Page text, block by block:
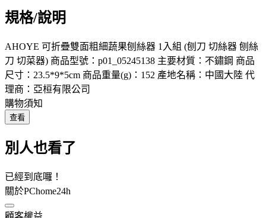
規格/說明
AHOYE 可折疊雙面粗細蔬果刨絲器 1入組 (刨刀 切絲器 刨絲
刀 切菜器) 商品型號：p01_05245138 主要材質：不鏽鋼 商品
尺寸：23.5*9*5cm 商品重量(g)：152 產地名稱：中國大陸 代
理商：亞桓有限公司
購物須知
查看
別人也看了
已經到底囉！
關於PChome24h
顧客權益